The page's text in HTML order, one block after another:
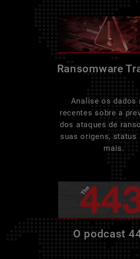
Ransomware
Analise os dados
recentes sobre a
dos ataques de
suas origens, status
mais.
O podcast